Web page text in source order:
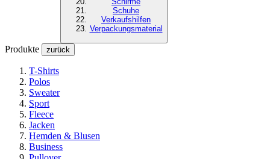
Schuhe
Verkaufshilfen
Verpackungsmaterial
Produkte zurück
T-Shirts
Polos
Sweater
Sport
Fleece
Jacken
Hemden & Blusen
Business